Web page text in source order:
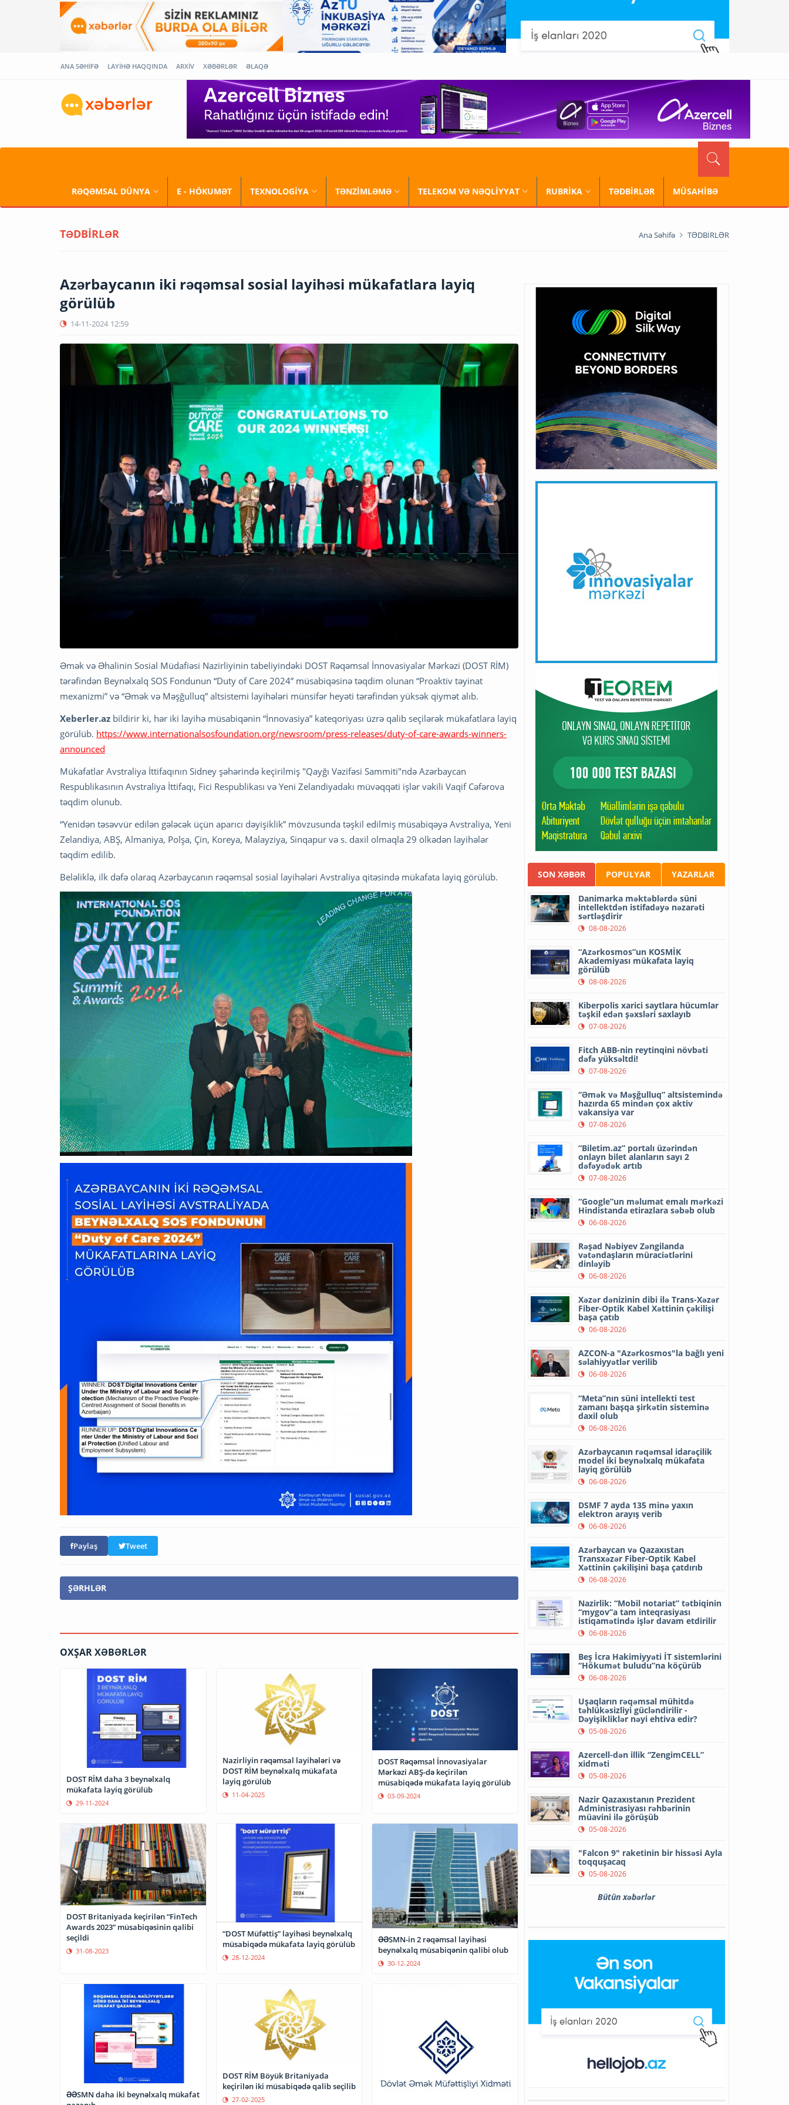
ANA SƏHİFƏ LAYİHƏ HAQQINDA ARXİV XƏBƏRLƏR ƏLAQƏ
RƏQƏMSAL DÜNYA E - HÖKUMƏT TEXNOLOGİYA TƏNZİMLƏMƏ TELEKOM VƏ NƏQLİYYAT RUBRİKA TƏDBİRLƏR MÜSAHİBƏ
TƏDBİRLƏR Ana Səhifə TƏDBİRLƏR
Azərbaycanın iki rəqəmsal sosial layihəsi mükafatlara layiq
görülüb
14-11-2024 12:59
Əmək və Əhalinin Sosial Müdafiəsi Nazirliyinin tabeliyindəki DOST Rəqəmsal İnnovasiyalar Mərkəzi (DOST RİM)
tərəfindən Beynəlxalq SOS Fondunun “Duty of Care 2024” müsabiqəsinə təqdim olunan “Proaktiv təyinat
mexanizmi” və “Əmək və Məşğulluq” altsistemi layihələri münsifər heyəti tərəfindən yüksək qiymət alıb.
Xeberler.az bildirir ki, hər iki layihə müsabiqənin “İnnovasiya” kateqoriyası üzrə qalib seçilərək mükafatlara layiq
görülüb. https://www.internationalsosfoundation.org/newsroom/press-releases/duty-of-care-awards-winners-
announced
Mükafatlar Avstraliya İttifaqının Sidney şəhərində keçirilmiş "Qayğı Vəzifəsi Sammiti"ndə Azərbaycan
Respublikasının Avstraliya İttifaqı, Fici Respublikası və Yeni Zelandiyadakı müvəqqəti işlər vəkili Vaqif Cəfərova
təqdim olunub.
“Yenidən təsəvvür edilən gələcək üçün aparıcı dəyişiklik” mövzusunda təşkil edilmiş müsabiqəyə Avstraliya, Yeni
Zelandiya, ABŞ, Almaniya, Polşa, Çin, Koreya, Malayziya, Sinqapur və s. daxil olmaqla 29 ölkədən layihələr
təqdim edilib.
Beləliklə, ilk dəfə olaraq Azərbaycanın rəqəmsal sosial layihələri Avstraliya qitəsində mükafata layiq görülüb.
Paylaş Tweet
ŞƏRHLƏR
OXŞAR XƏBƏRLƏR
DOST RİM daha 3 beynəlxalq
mükafata layiq görülüb
29-11-2024
Nazirliyin rəqəmsal layihələri və
DOST RİM beynəlxalq mükafata
layiq görülüb
11-04-2025
DOST Rəqəmsal İnnovasiyalar
Mərkəzi ABŞ-də keçirilən
müsabiqədə mükafata layiq görülüb
03-09-2024
DOST Britaniyada keçirilən “FinTech
Awards 2023” müsabiqəsinin qalibi
seçildi
31-08-2023
“DOST Müfəttiş” layihəsi beynəlxalq
müsabiqədə mükafata layiq görülüb
28-12-2024
ƏƏSMN-in 2 rəqəmsal layihəsi
beynəlxalq müsabiqənin qalibi olub
30-12-2024
ƏƏSMN daha iki beynəlxalq mükafat
DOST RİM Böyük Britaniyada
keçirilən iki müsabiqədə qalib seçilib
27-02-2025
SON XƏBƏR POPULYAR YAZARLAR
Danimarka məktəblərdə süni
intellektdən istifadəyə nəzarəti
sərtləşdirir
08-08-2026
“Azərkosmos”un KOSMİK
Akademiyası mükafata layiq
görülüb
08-08-2026
Kiberpolis xarici saytlara hücumlar
təşkil edən şəxsləri saxlayıb
07-08-2026
Fitch ABB-nin reytinqini növbəti
dəfə yüksəltdi!
07-08-2026
“Əmək və Məşğulluq” altsistemində
hazırda 65 mindən çox aktiv
vakansiya var
07-08-2026
“Biletim.az” portalı üzərindən
onlayn bilet alanların sayı 2
dəfəyədək artıb
07-08-2026
“Google”un məlumat emalı mərkəzi
Hindistanda etirazlara səbəb olub
06-08-2026
Rəşad Nəbiyev Zəngilanda
vətəndaşların müraciətlərini
dinləyib
06-08-2026
Xəzər dənizinin dibi ilə Trans-Xəzər
Fiber-Optik Kabel Xəttinin çəkilişi
başa çatıb
06-08-2026
AZCON-a "Azərkosmos"la bağlı yeni
səlahiyyətlər verilib
06-08-2026
“Meta”nın süni intellekti test
zamanı başqa şirkətin sisteminə
daxil olub
06-08-2026
Azərbaycanın rəqəmsal idarəçilik
model iki beynəlxalq mükafata
layiq görülüb
06-08-2026
DSMF 7 ayda 135 minə yaxın
elektron arayış verib
06-08-2026
Azərbaycan və Qazaxıstan
Transxəzər Fiber-Optik Kabel
Xəttinin çəkilişini başa çatdırıb
06-08-2026
Nazirlik: “Mobil notariat” tətbiqinin
“mygov”a tam inteqrasiyası
istiqamətində işlər davam etdirilir
06-08-2026
Beş İcra Hakimiyyəti İT sistemlərini
“Hökumət buludu”na köçürüb
06-08-2026
Uşaqların rəqəmsal mühitdə
təhlükəsizliyi gücləndirilir -
Dəyişikliklər nəyi ehtiva edir?
05-08-2026
Azercell-dən illik “ZengimCELL”
xidməti
05-08-2026
Nazir Qazaxıstanın Prezident
Administrasiyası rəhbərinin
müavini ilə görüşüb
05-08-2026
"Falcon 9" raketinin bir hissəsi Ayla
toqquşacaq
05-08-2026
Bütün xəbərlər